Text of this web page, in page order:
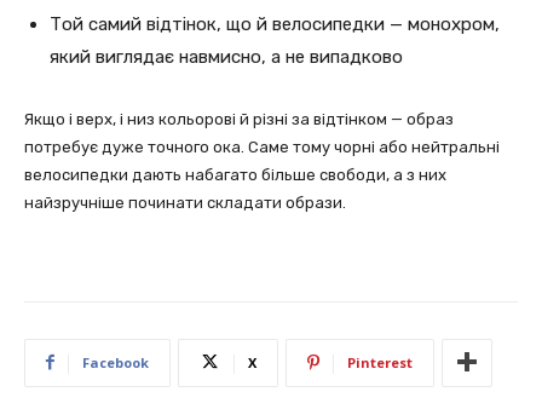
Той самий відтінок, що й велосипедки — монохром,
який виглядає навмисно, а не випадково
Якщо і верх, і низ кольорові й різні за відтінком — образ
потребує дуже точного ока. Саме тому чорні або нейтральні
велосипедки дають набагато більше свободи, а з них
найзручніше починати складати образи.
Facebook X Pinterest